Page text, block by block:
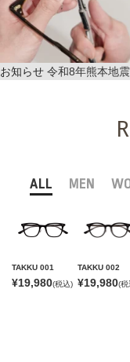
お知らせ 令和8年熊本地
ALL MEN
TAKKU 001
¥19,980(税込)
TAKKU 002
¥19,980(税